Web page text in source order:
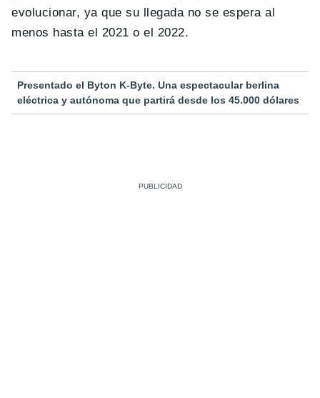
evolucionar, ya que su llegada no se espera al
menos hasta el 2021 o el 2022.
Presentado el Byton K-Byte. Una espectacular berlina
eléctrica y autónoma que partirá desde los 45.000 dólares